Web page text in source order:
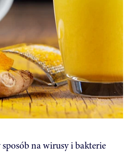
na wirusy i bakterie